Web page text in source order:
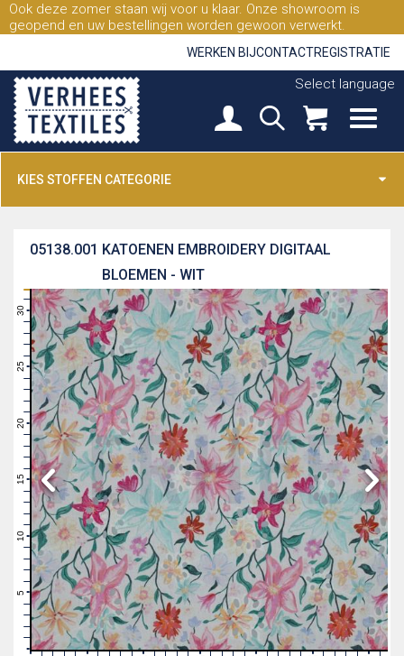
Ook deze zomer staan wij voor u klaar. Onze showroom is
geopend en uw bestellingen worden gewoon verwerkt.
WERKEN BIJCONTACTREGISTRATIE
Select language
KIES STOFFEN CATEGORIE
KATOENEN EMBROIDERY DIGITAAL
BLOEMEN - WIT
05138.001
0
2
5
9
10
11
14
15
16
17
19
20
21
23
24
25
26
27
28
29
30
31
0 1 2 3 4 5 6 7 8910 111213141516171819202122232425 2627282930 31